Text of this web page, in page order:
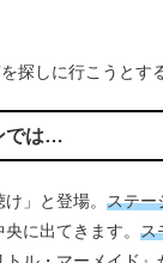
探しに行こうとす
では…
」と登場。 ステー
央に出てきます。 ス